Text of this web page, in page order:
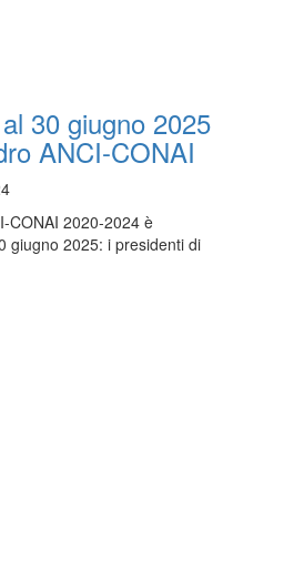
30 giugno 2025
ANCI-CONAI
CONAI 2020-2024 è
giugno 2025: i presidenti di